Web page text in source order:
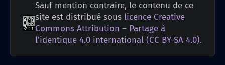
Sauf mention contraire, le contenu de ce
site est distribué sous licence Creative
Commons Attribution – Partage à
l'identique 4.0 international (CC BY-SA 4.0).